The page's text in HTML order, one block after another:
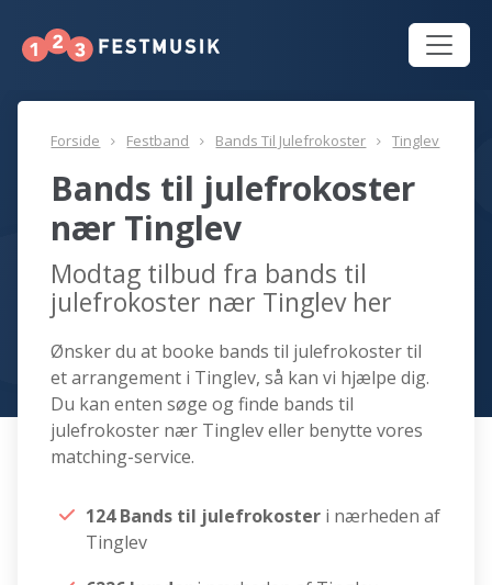
Forside Festband Bands Til Julefrokoster Tinglev
Bands til julefrokoster
nær Tinglev
Modtag tilbud fra bands til
julefrokoster nær Tinglev her
Ønsker du at booke bands til julefrokoster til
et arrangement i Tinglev, så kan vi hjælpe dig.
Du kan enten søge og finde bands til
julefrokoster nær Tinglev eller benytte vores
matching-service.
124 Bands til julefrokoster i nærheden af
Tinglev